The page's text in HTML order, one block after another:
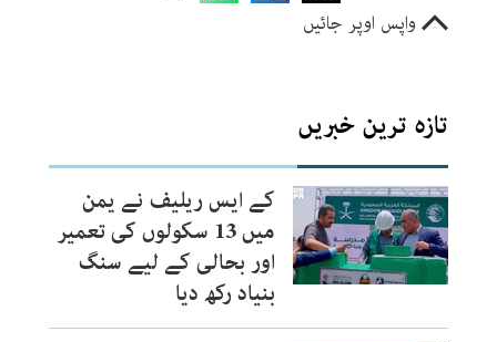
واپس اوپر جائیں
تازہ ترین خبریں
کے ایس ریلیف نے یمن
میں 13 سکولوں کی تعمیر
اور بحالی کے لیے سنگ
بنیاد رکھ دیا